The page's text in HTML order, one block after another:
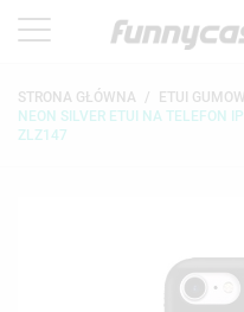
STRONA GŁÓWNA
ETUI
NEON SILVER ETUI NA TELEFON
ZLZ147